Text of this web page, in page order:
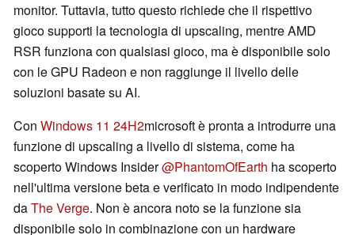
monitor. Tuttavia, tutto questo richiede che il rispettivo
gioco supporti la tecnologia di upscaling, mentre AMD
RSR funziona con qualsiasi gioco, ma è disponibile solo
con le GPU Radeon e non raggiunge il livello delle
soluzioni basate su AI.
Con Windows 11 24H2microsoft è pronta a introdurre una
funzione di upscaling a livello di sistema, come ha
scoperto Windows Insider@PhantomOfEarth ha scoperto
nell'ultima versione beta e verificato in modo indipendente
daThe Verge. Non è ancora noto se la funzione sia
disponibile solo in combinazione con un hardware